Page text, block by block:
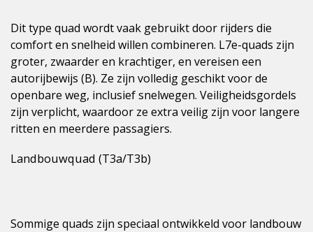
Dit type quad wordt vaak gebruikt door rijders die
comfort en snelheid willen combineren. L7e-quads zijn
groter, zwaarder en krachtiger, en vereisen een
autorijbewijs (B). Ze zijn volledig geschikt voor de
openbare weg, inclusief snelwegen. Veiligheidsgordels
zijn verplicht, waardoor ze extra veilig zijn voor langere
ritten en meerdere passagiers.
Landbouwquad (T3a/T3b)
Sommige quads zijn speciaal ontwikkeld voor landbouw